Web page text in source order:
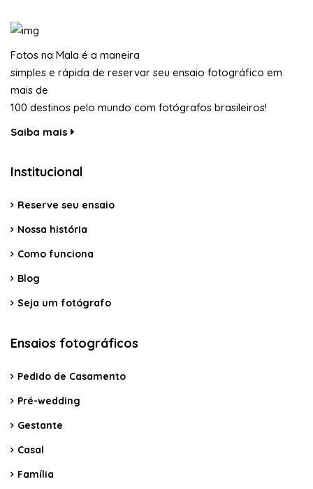
Fotos na Mala é a maneira
simples e rápida de reservar seu ensaio fotográfico em
mais de
100 destinos pelo mundo com fotógrafos brasileiros!
Saiba mais
Institucional
Reserve seu ensaio
Nossa história
Como funciona
Blog
Seja um fotógrafo
Ensaios fotográficos
Pedido de Casamento
Pré-wedding
Gestante
Casal
Família